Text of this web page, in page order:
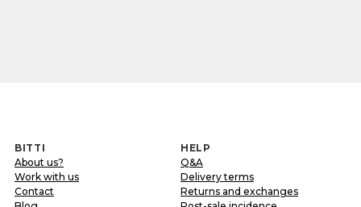
BITTI
About us?
Work with us
Contact
HELP
Q&A
Delivery terms
Returns and exchanges